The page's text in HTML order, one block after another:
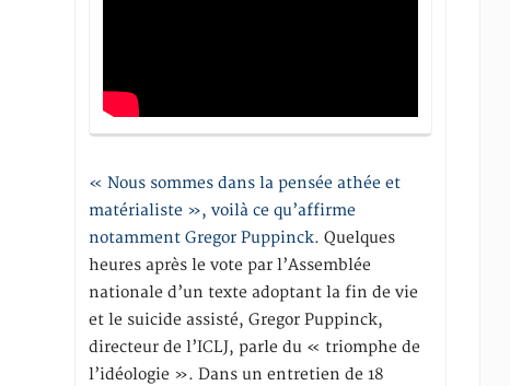
« Nous sommes dans la pensée athée et
matérialiste », voilà ce qu’affirme
notamment Gregor Puppinck. Quelques
heures après le vote par l’Assemblée
nationale d’un texte adoptant la fin de vie
et le suicide assisté, Gregor Puppinck,
directeur de l’ICLJ, parle du « triomphe de
l’idéologie ». Dans un entretien de 18